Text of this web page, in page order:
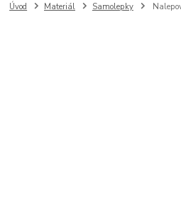
Úvod Materiál Samolepky